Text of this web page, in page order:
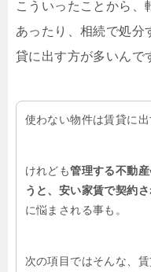
こういったことから、
あったり、相続で処分
貸に出す方が多いんで
使わない物件は賃貸に出
けれども管理する不動
うと、安い家賃で契約
に悩まされる事も。
次の項目ではそんな、